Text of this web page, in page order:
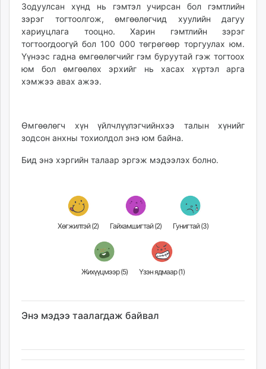
Зодуулсан хүнд нь гэмтэл учирсан бол гэмтлийн
зэрэг тогтоолгож, өмгөөлөгчид хуулийн дагуу
хариуцлага тооцно. Харин гэмтлийн зэрэг
тогтоогдоогүй бол 100 000 төгрөгөөр торгуулах юм.
Үүнээс гадна өмгөөлөгчийг гэм буруутай гэж тогтоох
юм бол өмгөөлөх эрхийг нь хасах хүртэл арга
хэмжээ авах ажээ.
Өмгөөлөгч хүн үйлчлүүлэгчийнхээ талын хүнийг
зодсон анхны тохиолдол энэ юм байна.
Бид энэ хэргийн талаар эргэж мэдээлэх болно.
Хөгжилтэй (2) Гайхамшигтай (2) Гунигтай (3)
Жихүүцмээр (5) Үзэн ядмаар (1)
Энэ мэдээ таалагдаж байвал